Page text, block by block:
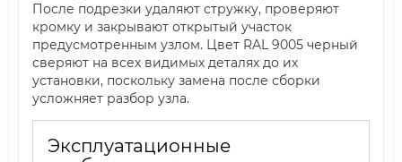
После подрезки удаляют стружку, проверяют
кромку и закрывают открытый участок
предусмотренным узлом. Цвет RAL 9005 черный
сверяют на всех видимых деталях до их
установки, поскольку замена после сборки
усложняет разбор узла.
Эксплуатационные